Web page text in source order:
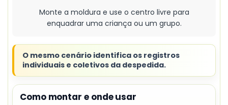
Monte a moldura e use o centro livre para
enquadrar uma criança ou um grupo.
O mesmo cenário identifica os registros
individuais e coletivos da despedida.
Como montar e onde usar